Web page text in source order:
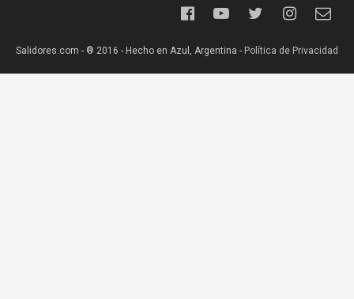
Salidores.com - ® 2016 - Hecho en Azul, Argentina - Política de Privacidad